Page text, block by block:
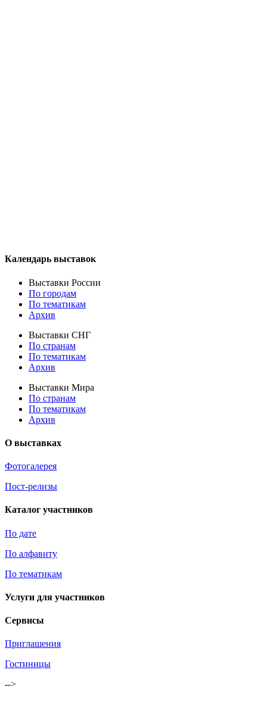
Календарь выставок
Выставки России
По городам
По тематикам
Архив
Выставки СНГ
По странам
По тематикам
Архив
Выставки Мира
По странам
По тематикам
Архив
О выставках
Фотогалерея
Пост-релизы
Каталог участников
По дате
По алфавиту
По тематикам
Услуги для участников
Сервисы
Приглашения
Гостиницы
-->